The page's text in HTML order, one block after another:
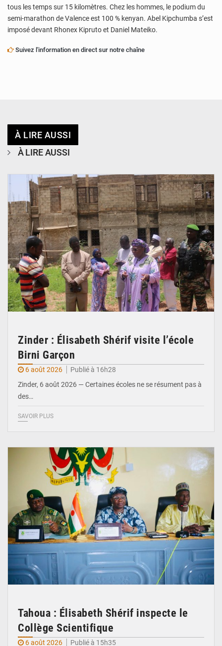
tous les temps sur 15 kilomètres. Chez les hommes, le podium du
semi-marathon de Valence est 100 % kenyan. Abel Kipchumba s’est
imposé devant Rhonex Kipruto et Daniel Mateiko.
Suivez l'information en direct sur notre chaîne
À LIRE AUSSI
À LIRE AUSSI
Zinder : Élisabeth Shérif visite l’école
Birni Garçon
6 août 2026
Publié à 16h28
Zinder, 6 août 2026 — Certaines écoles ne se résument pas à
des…
SAVOIR PLUS
Tahoua : Élisabeth Shérif inspecte le
Collège Scientifique
6 août 2026
Publié à 15h35